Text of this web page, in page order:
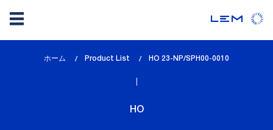
ホーム Product List
lem_current_page
HO 23-NP/SPH00-0010
HO